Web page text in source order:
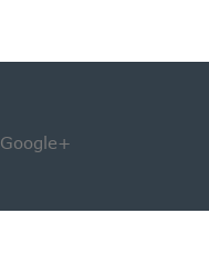
Google+